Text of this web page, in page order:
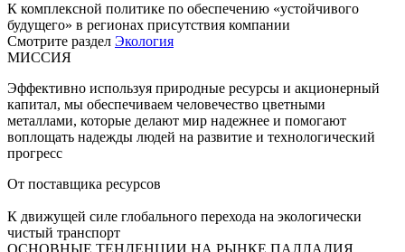
К комплексной политике по обеспечению «устойчивого
будущего» в регионах присутствия компании
Смотрите раздел Экология
МИССИЯ
Эффективно используя природные ресурсы и акционерный
капитал, мы обеспечиваем человечество цветными
металлами, которые делают мир надежнее и помогают
воплощать надежды людей на развитие и технологический
прогресс
От поставщика ресурсов
К движущей силе глобального перехода на экологически
чистый транспорт
ОСНОВНЫЕ ТЕНДЕНЦИИ НА РЫНКЕ ПАЛЛАДИЯ